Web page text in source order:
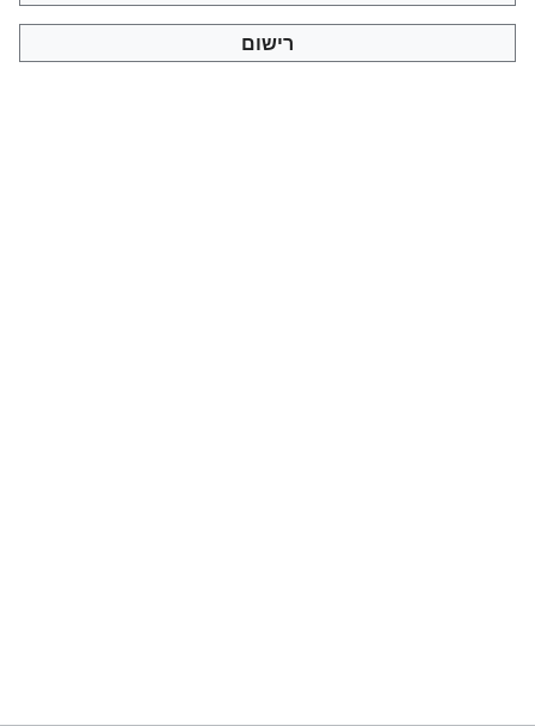
מדיניות פרטיות תצוגת מחשבים
רישום